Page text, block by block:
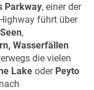
Parkway, einer der
führt über
,
Wasserfällen
die vielen
Lake oder Peyto